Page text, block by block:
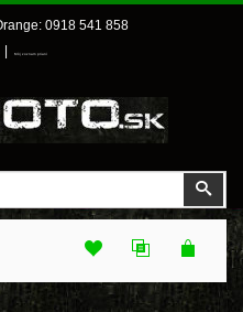
0918 541 858
Môj zoznam prianí